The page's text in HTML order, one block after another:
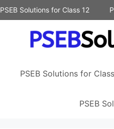
PSEB Solutions for Class 12
PSEB Solutions for
PSEB